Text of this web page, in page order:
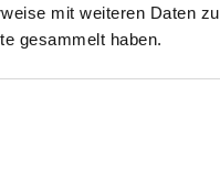
mit weiteren Daten
gesammelt haben.
T-Shirt Einheizer CW